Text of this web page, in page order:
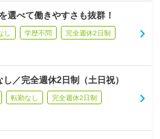
選べて働きやすさも抜群！
し 学歴不問 完全週休2日制
／完全週休2日制（土日祝）
転勤なし 完全週休2日制